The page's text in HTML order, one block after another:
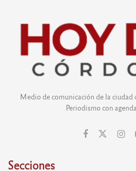
Medio de comunicación de la ciudad
Periodismo con
Secciones